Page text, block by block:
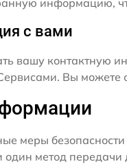
с вами
вашу контактную
Вы можете
меры
один метод